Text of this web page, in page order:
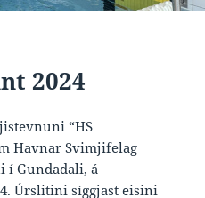
2024
“HS
Havnar Svimjifelag
Gundadali, á
Úrslitini síggjast eisini